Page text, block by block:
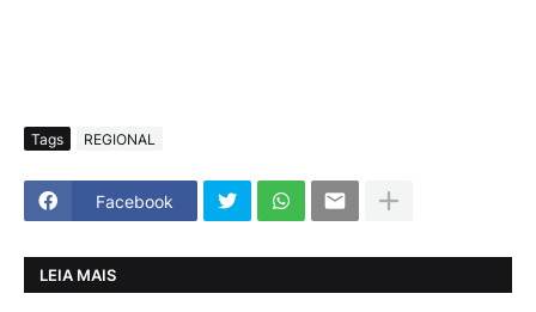
Tags REGIONAL
Facebook
LEIA MAIS